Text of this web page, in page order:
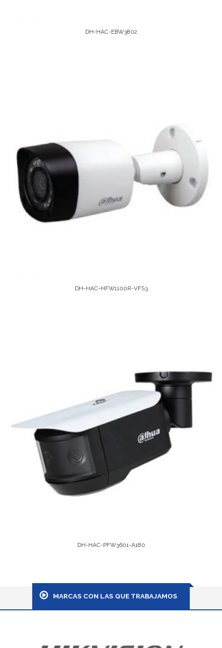
DH-HAC-EBW3802
Leer Más
DH-HAC-HFW1100R-VFS3
Leer Más
DH-HAC-PFW3601-A180
Leer Más
MARCAS CON LAS QUE TRABAJAMOS